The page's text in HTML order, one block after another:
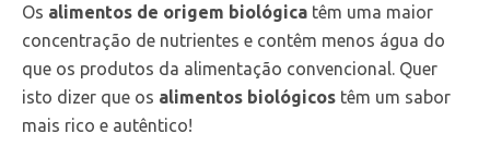
Os alimentos de origem biológica têm uma maior
concentração de nutrientes e contêm menos água do
que os produtos da alimentação convencional. Quer
isto dizer que os alimentos biológicos têm um sabor
mais rico e autêntico!